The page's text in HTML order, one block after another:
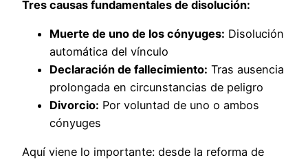
Tres causas fundamentales de disolución:
Muerte de uno de los cónyuges: Disolución
automática del vínculo
Declaración de fallecimiento: Tras ausencia
prolongada en circunstancias de peligro
Divorcio: Por voluntad de uno o ambos
cónyuges
Aquí viene lo importante: desde la reforma de